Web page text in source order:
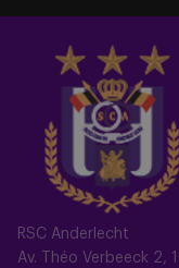
RSC Anderlecht
Av. Théo Verbeeck 2,